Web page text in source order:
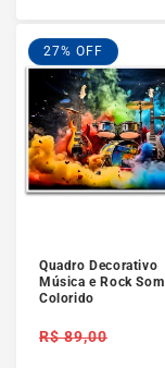
27% OFF
Quadro Decorativo
Música e Rock Som
Colorido
Preço
normal
R$ 89,00